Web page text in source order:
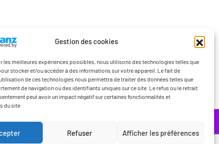
Gestion des cookies
les meilleures expériences possibles, nous utilisons des technologies telles que
stocker et/ou accéder à des informations sur votre appareil. Le fait de
de ces technologies nous permettra de traiter des données telles que
de navigation ou des identifiants uniques sur ce site. Le refus ou le retrait
peut avoir un impact négatif sur certaines fonctionnalités et
du site
Refuser Afficher les préférences